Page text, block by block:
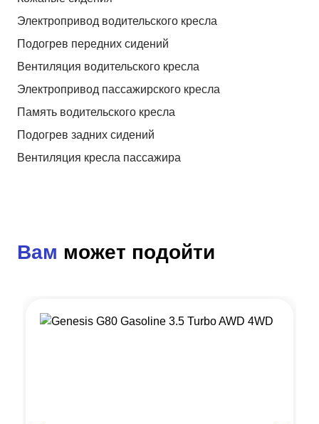
Электропривод водительского кресла
Подогрев передних сидений
Вентиляция водительского кресла
Электропривод пассажирского кресла
Память водительского кресла
Подогрев задних сидений
Вентиляция кресла пассажира
Вам может подойти